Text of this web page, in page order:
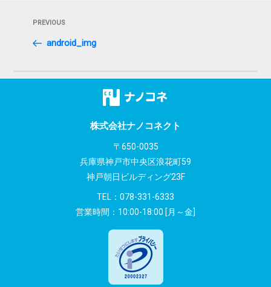
ビ
Previous
Post
PREVIOUS
android_img
株式会社ナノコネクト
〒650-0035
兵庫県神戸市中央区浪花町59
神戸朝日ビルディング23F
TEL： 078-331-6333
営業時間：10:00-18:00 [月～金]